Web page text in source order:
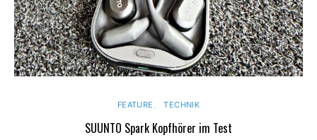
FEATURE TECHNIK
SUUNTO Spark Kopfhörer im Test